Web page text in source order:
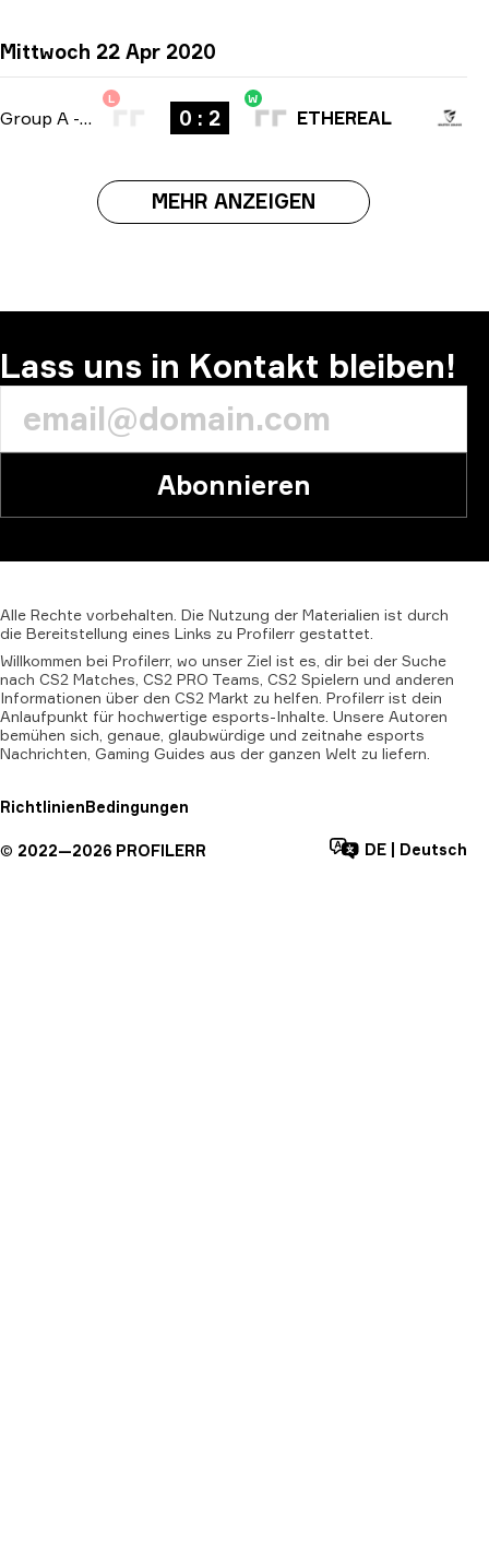
Mittwoch 22 Apr 2020
Group A - bo3
L
0 : 2
W
ETHEREAL
MEHR ANZEIGEN
Lass uns in Kontakt bleiben!
Abonnieren
Alle Rechte vorbehalten. Die Nutzung der Materialien ist durch
die Bereitstellung eines Links zu Profilerr gestattet.
Willkommen bei Profilerr, wo unser Ziel ist es, dir bei der Suche
nach CS2 Matches, CS2 PRO Teams, CS2 Spielern und anderen
Informationen über den CS2 Markt zu helfen. Profilerr ist dein
Anlaufpunkt für hochwertige esports-Inhalte. Unsere Autoren
bemühen sich, genaue, glaubwürdige und zeitnahe esports
Nachrichten, Gaming Guides aus der ganzen Welt zu liefern.
RichtlinienBedingungen
© 2022—2026 PROFILERR DE Deutsch